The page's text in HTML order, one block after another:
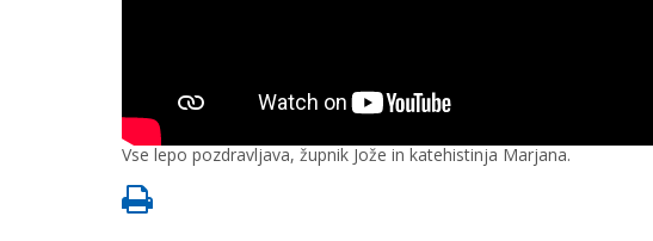
Vse lepo pozdravljava, župnik Jože in katehistinja Marjana.